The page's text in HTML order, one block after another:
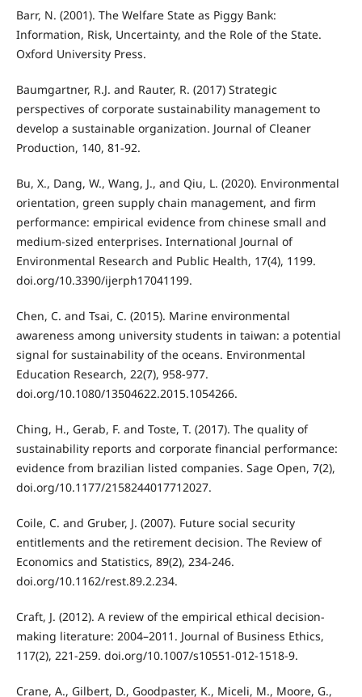
Barr, N. (2001). The Welfare State as Piggy Bank:
Information, Risk, Uncertainty, and the Role of the State.
Oxford University Press.
Baumgartner, R.J. and Rauter, R. (2017) Strategic
perspectives of corporate sustainability management to
develop a sustainable organization. Journal of Cleaner
Production, 140, 81-92.
Bu, X., Dang, W., Wang, J., and Qiu, L. (2020). Environmental
orientation, green supply chain management, and firm
performance: empirical evidence from chinese small and
medium-sized enterprises. International Journal of
Environmental Research and Public Health, 17(4), 1199.
doi.org/10.3390/ijerph17041199.
Chen, C. and Tsai, C. (2015). Marine environmental
awareness among university students in taiwan: a potential
signal for sustainability of the oceans. Environmental
Education Research, 22(7), 958-977.
doi.org/10.1080/13504622.2015.1054266.
Ching, H., Gerab, F. and Toste, T. (2017). The quality of
sustainability reports and corporate financial performance:
evidence from brazilian listed companies. Sage Open, 7(2),
doi.org/10.1177/2158244017712027.
Coile, C. and Gruber, J. (2007). Future social security
entitlements and the retirement decision. The Review of
Economics and Statistics, 89(2), 234-246.
doi.org/10.1162/rest.89.2.234.
Craft, J. (2012). A review of the empirical ethical decision-
making literature: 2004–2011. Journal of Business Ethics,
117(2), 221-259. doi.org/10.1007/s10551-012-1518-9.
Crane, A., Gilbert, D., Goodpaster, K., Miceli, M., Moore, G.,